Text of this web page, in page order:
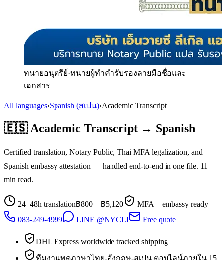
ทนายอนุตรีย์·ทนายผู้ทำคำรับรองลายมือชื่อและ
เอกสาร
All languages›Spanish (สเปน)›Academic Transcript
🇪🇸 Academic Transcript → Spanish
Certified translation, Notary Public, Thai MFA legalization, and
Spanish embassy attestation — handled end-to-end in one file. 11
min read.
24–48h translation฿800 – ฿5,120
MFA + embassy ready
083-249-4999
LINE @NYCLI Free quote
DHL Express worldwide tracked shipping
ทีมงานพูดภาษาไทย-อังกฤษ-สเปน ตอบไลน์ภายใน 15